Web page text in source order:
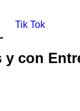
Tik Tok
con